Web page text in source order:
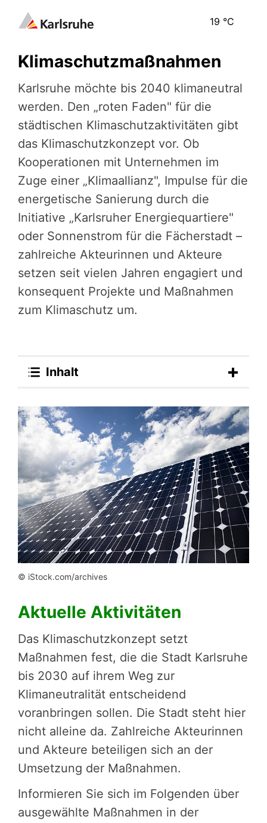
19 °C
Klimaschutzmaßnahmen
Karlsruhe möchte bis 2040 klima­neu­tral
werden. Den „roten Faden" für die
städtischen Klima­schutz­ak­ti­vi­tä­ten gibt
das Klima­schutz­kon­zept vor. Ob
Kooperationen mit Unternehmen im
Zuge einer „Klimaallianz", Impulse für die
energetische Sanierung durch die
Initiative „Karlsruher Energiequartiere"
oder Sonnenstrom für die Fächerstadt –
zahlreiche Akteurinnen und Akteure
setzen seit vielen Jahren engagiert und
konsequent Projekte und Maßnahmen
zum Klimaschutz um.
Inhalt
© iStock.com/archives
Aktuelle Aktivitäten
Das Klimaschutzkonzept setzt
Maßnahmen fest, die die Stadt Karlsruhe
bis 2030 auf ihrem Weg zur
Klimaneutralität entscheidend
voranbringen sollen. Die Stadt steht hier
nicht alleine da. Zahlreiche Akteurinnen
und Akteure beteiligen sich an der
Umsetzung der Maßnahmen.
Informieren Sie sich im Folgenden über
ausgewählte Maßnahmen in der